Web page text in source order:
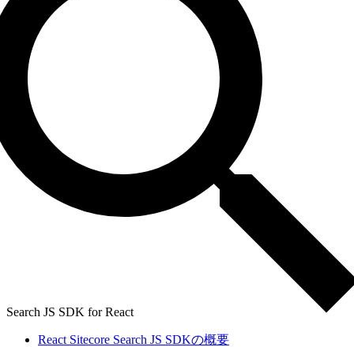
Search JS SDK for React
React Sitecore Search JS SDKの概要